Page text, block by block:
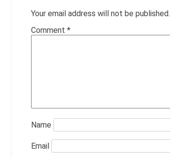
Your email address will not be published.
Comment *
Name
Email